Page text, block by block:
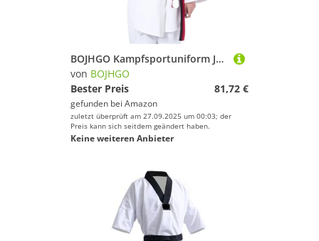
BOJHGO Kampfsportuniform Judo Gi Kimono Wettkampf Baumwolle Weiß 450 g/m² Single Weave Für Training(White,XXS)
von BOJHGO
Bester Preis
81,72 €
gefunden bei Amazon
zuletzt überprüft am 27.09.2025 um 00:03; der
Preis kann sich seitdem geändert haben.
Keine weiteren Anbieter